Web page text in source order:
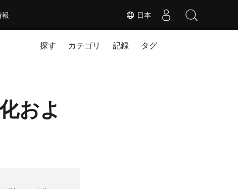
日本
報
探す カテゴリ 記録 タグ
およ